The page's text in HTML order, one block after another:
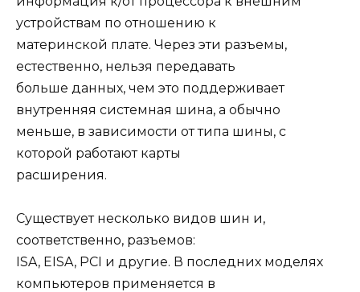
устройствам по отношению к
материнской плате. Через эти разъемы,
естественно, нельзя передавать
больше данных, чем это поддерживает
внутренняя системная шина, а обычно
меньше, в зависимости от типа шины, с
которой работают карты
расширения.
Существует несколько видов шин и,
соответственно, разъемов:
ISA, EISA, PCI и другие. В последних моделях
компьютеров применяется в